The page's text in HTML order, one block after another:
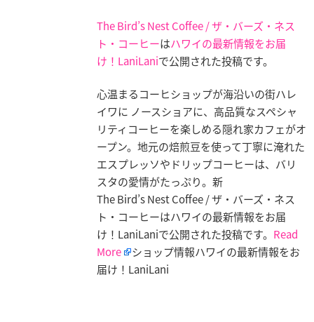
The Bird’s Nest Coffee / ザ・バーズ・ネス
ト・コーヒーはハワイの最新情報をお届
け！LaniLaniで公開された投稿です。
心温まるコーヒショップが海沿いの街ハレ
イワに ノースショアに、高品質なスペシャ
リティコーヒーを楽しめる隠れ家カフェがオ
ープン。地元の焙煎豆を使って丁寧に淹れた
エスプレッソやドリップコーヒーは、バリ
スタの愛情がたっぷり。新
The Bird’s Nest Coffee / ザ・バーズ・ネス
ト・コーヒーはハワイの最新情報をお届
け！LaniLaniで公開された投稿です。 Read
More
ショップ情報ハワイの最新情報をお
届け！LaniLani